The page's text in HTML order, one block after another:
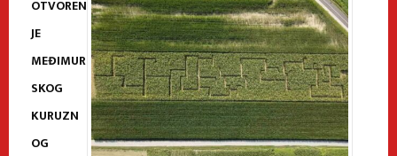
OTVOREN
JE
MEĐIMUR
SKOG
KURUZN
OG